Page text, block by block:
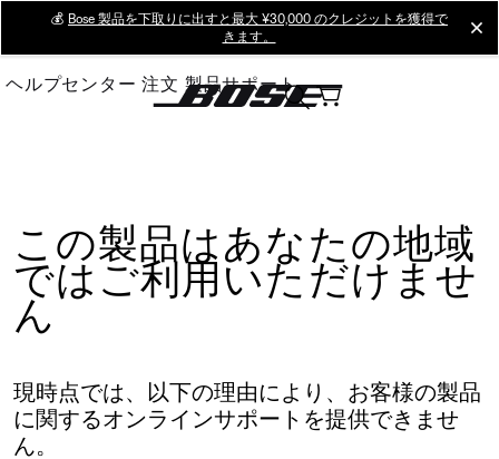
Main
💰 Bose 製品を下取りに出すと最大 ¥30,000 のクレジットを獲得で
きます。
ヘルプセンター 注文 製品サポート
この製品はあなたの地域
ではご利用いただけませ
ん
現時点では、以下の理由により、お客様の製品
に関するオンラインサポートを提供できませ
ん。